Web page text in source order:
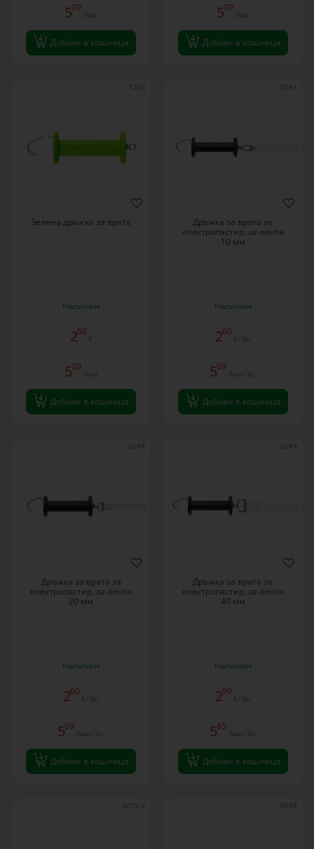
509
Лева
Добави в кошница
509
Лева
Добави в кошница
1203
Зелена дръжка за врата
Наличен
260
€
509
Лева
Добави в кошница
0241
Дръжка за врата за
електропастир, за лента
10 мм
Наличен
260
€ / бр.
509
Лева / бр.
Добави в кошница
0248
Дръжка за врата за
електропастир, за лента
20 мм
Наличен
260
€ / бр.
509
Лева / бр.
Добави в кошница
0249
Дръжка за врата за
електропастир, за лента
40 мм
Наличен
299
€ / бр.
585
Лева / бр.
Добави в кошница
0075-3 0155